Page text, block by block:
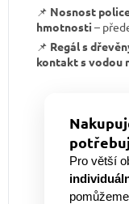
📌 Nosnost
hmotnosti –
📌 Regál s
kontakt s vodou
Pro větší